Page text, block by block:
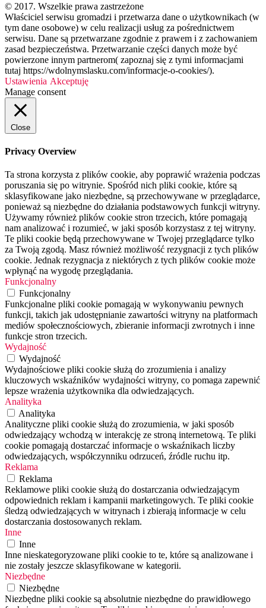
© 2017. Wszelkie prawa zastrzeżone
Właściciel serwisu gromadzi i przetwarza dane o użytkownikach (w
tym dane osobowe) w celu realizacji usług za pośrednictwem
serwisu. Dane są przetwarzane zgodnie z prawem i z zachowaniem
zasad bezpieczeństwa. Przetwarzanie części danych może być
powierzone innym partnerom( zapoznaj się z tymi informacjami
tutaj https://wdolnymslasku.com/informacje-o-cookies/).
Ustawienia Akceptuję
Manage consent
Close
Privacy Overview
Ta strona korzysta z plików cookie, aby poprawić wrażenia podczas
poruszania się po witrynie. Spośród nich pliki cookie, które są
sklasyfikowane jako niezbędne, są przechowywane w przeglądarce,
ponieważ są niezbędne do działania podstawowych funkcji witryny.
Używamy również plików cookie stron trzecich, które pomagają
nam analizować i rozumieć, w jaki sposób korzystasz z tej witryny.
Te pliki cookie będą przechowywane w Twojej przeglądarce tylko
za Twoją zgodą. Masz również możliwość rezygnacji z tych plików
cookie. Jednak rezygnacja z niektórych z tych plików cookie może
wpłynąć na wygodę przeglądania.
Funkcjonalny
Funkcjonalny
Funkcjonalne pliki cookie pomagają w wykonywaniu pewnych
funkcji, takich jak udostępnianie zawartości witryny na platformach
mediów społecznościowych, zbieranie informacji zwrotnych i inne
funkcje stron trzecich.
Wydajność
Wydajność
Wydajnościowe pliki cookie służą do zrozumienia i analizy
kluczowych wskaźników wydajności witryny, co pomaga zapewnić
lepsze wrażenia użytkownika dla odwiedzających.
Analityka
Analityka
Analityczne pliki cookie służą do zrozumienia, w jaki sposób
odwiedzający wchodzą w interakcję ze stroną internetową. Te pliki
cookie pomagają dostarczać informacje o wskaźnikach liczby
odwiedzających, współczynniku odrzuceń, źródle ruchu itp.
Reklama
Reklama
Reklamowe pliki cookie służą do dostarczania odwiedzającym
odpowiednich reklam i kampanii marketingowych. Te pliki cookie
śledzą odwiedzających w witrynach i zbierają informacje w celu
dostarczania dostosowanych reklam.
Inne
Inne
Inne nieskategoryzowane pliki cookie to te, które są analizowane i
nie zostały jeszcze sklasyfikowane w kategorii.
Niezbędne
Niezbędne
Niezbędne pliki cookie są absolutnie niezbędne do prawidłowego